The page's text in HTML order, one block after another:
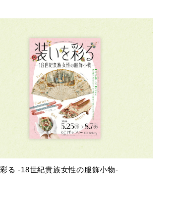
る -18世紀貴族女性の服飾小物-